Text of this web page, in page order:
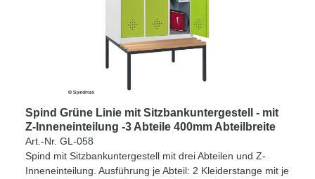
Spind Grüne Linie mit Sitzbankuntergestell - mit
Z-Inneneinteilung -3 Abteile 400mm Abteilbreite
Art.-Nr. GL-058
Spind mit Sitzbankuntergestell mit drei Abteilen und Z-
Inneneinteilung. Ausführung je Abteil: 2 Kleiderstange mit je